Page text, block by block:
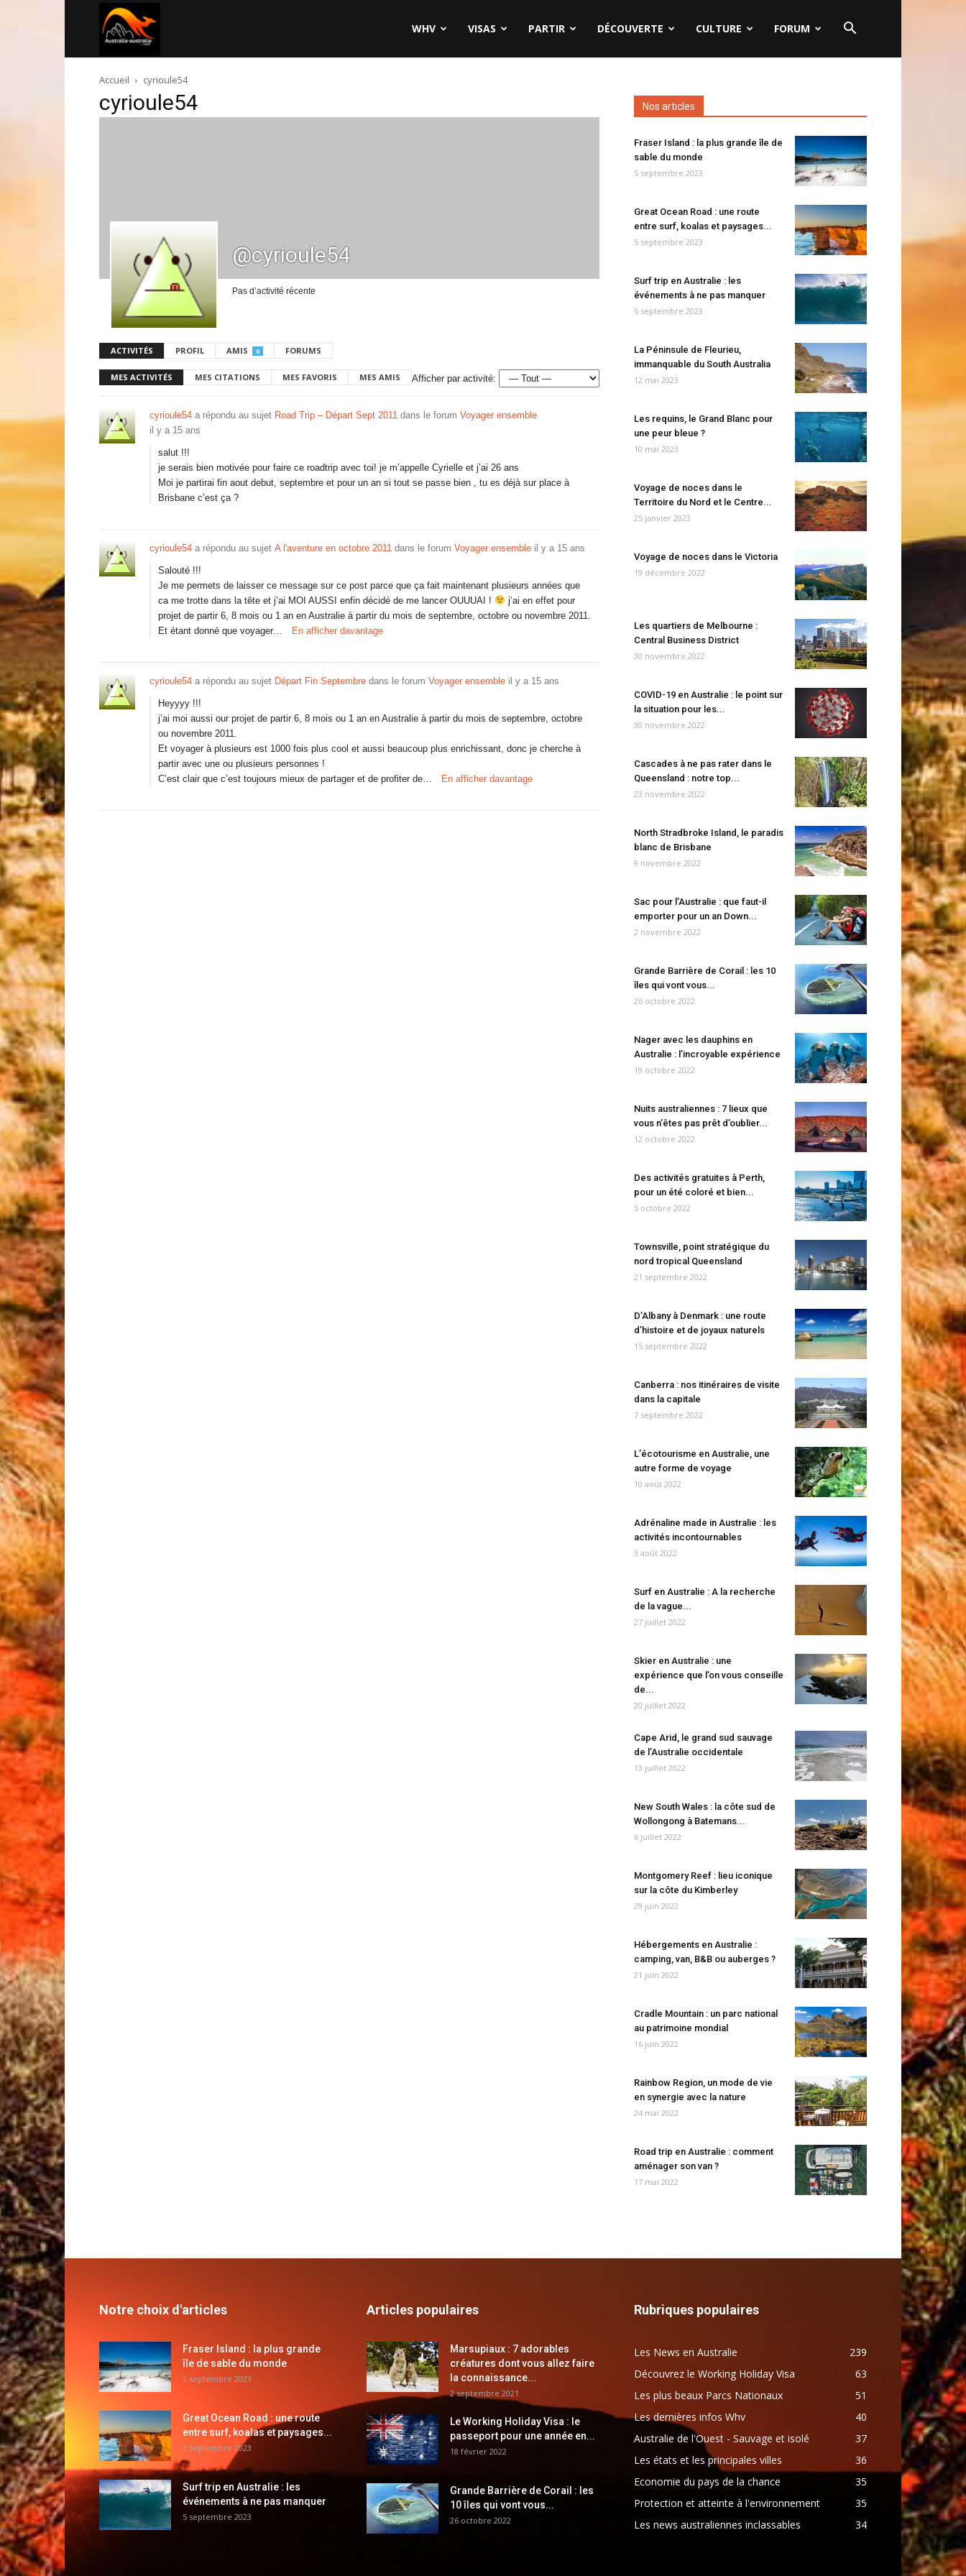
australie.com
WHV VISAS PARTIR DÉCOUVERTE CULTURE FORUM
Accueil cyrioule54
cyrioule54
@cyrioule54
Pas d’activité récente
ACTIVITÉS PROFIL AMIS 0 FORUMS
MES ACTIVITÉS MES CITATIONS MES FAVORIS MES AMIS Afficher par activité:
cyrioule54 a répondu au sujet Road Trip – Départ Sept 2011 dans le forum Voyager ensemble
il y a 15 ans
salut !!!
je serais bien motivée pour faire ce roadtrip avec toi! je m’appelle Cyrielle et j’ai 26 ans
Moi je partirai fin aout debut, septembre et pour un an si tout se passe bien , tu es déjà sur place à
Brisbane c’est ça ?
cyrioule54 a répondu au sujet A l'aventure en octobre 2011 dans le forum Voyager ensemble il y a 15 ans
Salouté !!!
Je me permets de laisser ce message sur ce post parce que ça fait maintenant plusieurs années que
ca me trotte dans la tête et j’ai MOI AUSSI enfin décidé de me lancer OUUUAI !
j’ai en effet pour
projet de partir 6, 8 mois ou 1 an en Australie à partir du mois de septembre, octobre ou novembre 2011.
Et étant donné que voyager…
En afficher davantage
cyrioule54 a répondu au sujet Départ Fin Septembre dans le forum Voyager ensemble il y a 15 ans
Heyyyy !!!
j’ai moi aussi our projet de partir 6, 8 mois ou 1 an en Australie à partir du mois de septembre, octobre
ou novembre 2011.
Et voyager à plusieurs est 1000 fois plus cool et aussi beaucoup plus enrichissant, donc je cherche à
partir avec une ou plusieurs personnes !
C’est clair que c’est toujours mieux de partager et de profiter de…
En afficher davantage
Nos articles
Fraser Island : la plus grande île de
sable du monde
5 septembre 2023
Great Ocean Road : une route
entre surf, koalas et paysages...
5 septembre 2023
Surf trip en Australie : les
événements à ne pas manquer
5 septembre 2023
La Péninsule de Fleurieu,
immanquable du South Australia
12 mai 2023
Les requins, le Grand Blanc pour
une peur bleue ?
10 mai 2023
Voyage de noces dans le
Territoire du Nord et le Centre...
25 janvier 2023
Voyage de noces dans le Victoria
19 décembre 2022
Les quartiers de Melbourne :
Central Business District
30 novembre 2022
COVID-19 en Australie : le point sur
la situation pour les...
30 novembre 2022
Cascades à ne pas rater dans le
Queensland : notre top...
23 novembre 2022
North Stradbroke Island, le paradis
blanc de Brisbane
9 novembre 2022
Sac pour l’Australie : que faut-il
emporter pour un an Down...
2 novembre 2022
Grande Barrière de Corail : les 10
îles qui vont vous...
26 octobre 2022
Nager avec les dauphins en
Australie : l’incroyable expérience
19 octobre 2022
Nuits australiennes : 7 lieux que
vous n’êtes pas prêt d’oublier...
12 octobre 2022
Des activités gratuites à Perth,
pour un été coloré et bien...
5 octobre 2022
Townsville, point stratégique du
nord tropical Queensland
21 septembre 2022
D’Albany à Denmark : une route
d’histoire et de joyaux naturels
15 septembre 2022
Canberra : nos itinéraires de visite
dans la capitale
7 septembre 2022
L’écotourisme en Australie, une
autre forme de voyage
10 août 2022
Adrénaline made in Australie : les
activités incontournables
3 août 2022
Surf en Australie : A la recherche
de la vague...
27 juillet 2022
Skier en Australie : une
expérience que l’on vous conseille
de...
20 juillet 2022
Cape Arid, le grand sud sauvage
de l’Australie occidentale
13 juillet 2022
New South Wales : la côte sud de
Wollongong à Batemans...
6 juillet 2022
Montgomery Reef : lieu iconique
sur la côte du Kimberley
29 juin 2022
Hébergements en Australie :
camping, van, B&B ou auberges ?
21 juin 2022
Cradle Mountain : un parc national
au patrimoine mondial
16 juin 2022
Rainbow Region, un mode de vie
en synergie avec la nature
24 mai 2022
Road trip en Australie : comment
aménager son van ?
17 mai 2022
Notre choix d'articles
Fraser Island : la plus grande
île de sable du monde
5 septembre 2023
Great Ocean Road : une route
entre surf, koalas et paysages...
5 septembre 2023
Surf trip en Australie : les
événements à ne pas manquer
5 septembre 2023
Articles populaires
Marsupiaux : 7 adorables
créatures dont vous allez faire
la connaissance...
2 septembre 2021
Le Working Holiday Visa : le
passeport pour une année en...
18 février 2022
Grande Barrière de Corail : les
10 îles qui vont vous...
26 octobre 2022
Rubriques populaires
Les News en Australie
239
Découvrez le Working Holiday Visa
63
Les plus beaux Parcs Nationaux
51
Les dernières infos Whv
40
Australie de l'Ouest - Sauvage et isolé
37
Les états et les principales villes
36
Economie du pays de la chance
35
Protection et atteinte à l'environnement
35
Les news australiennes inclassables
34